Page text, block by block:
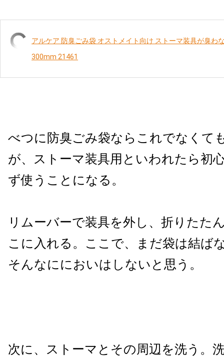
アルケア 防臭ごみ袋 オストメイト向け ストーマ装具が臭わ
300mm 21461
べつに防臭ごみ袋ならこれでなくて
が、ストーマ装具用といわれたら初
ず使うことになる。
リムーバーで装具を外し、折りたた
こに入れる。ここで、まだ袋は結ば
そんなににおいはしないと思う。
次に、ストーマとその周辺を洗う。